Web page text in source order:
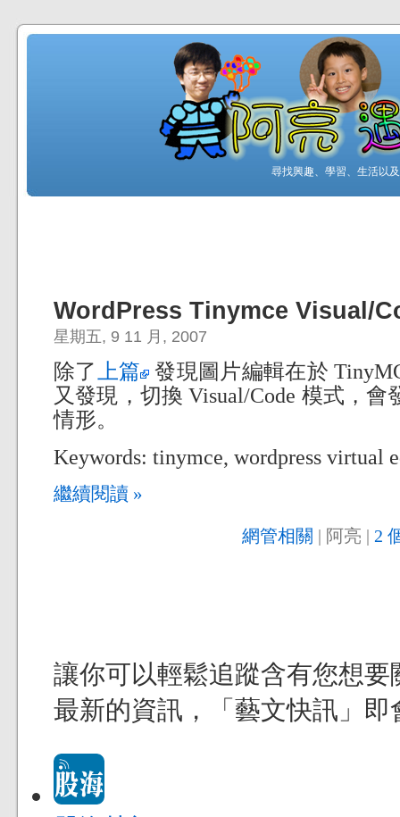
尋找興趣、學習、生活以
WordPress Tinymce Visual/
星期五, 9 11 月, 2007
除了上篇
發現圖片編輯在於
又發現，切換 Visual/Code 模式，會
情形。
Keywords: tinymce, wordpress virtual
繼續閱讀 »
網管相關 | 阿亮 | 2
讓你可以輕鬆追蹤含有您想
最新的資訊，「藝文快訊」即